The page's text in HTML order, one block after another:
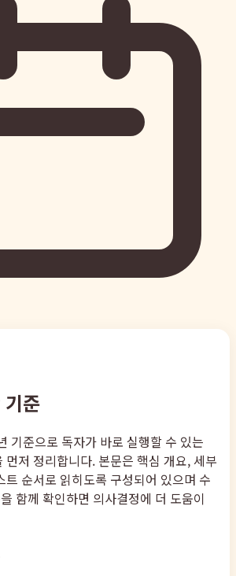
준
기준으로 독자가 바로 실행할 수 있는
먼저 정리합니다. 본문은 핵심 개요, 세부
트 순서로 읽히도록 구성되어 있으며 수
함께 확인하면 의사결정에 더 도움이